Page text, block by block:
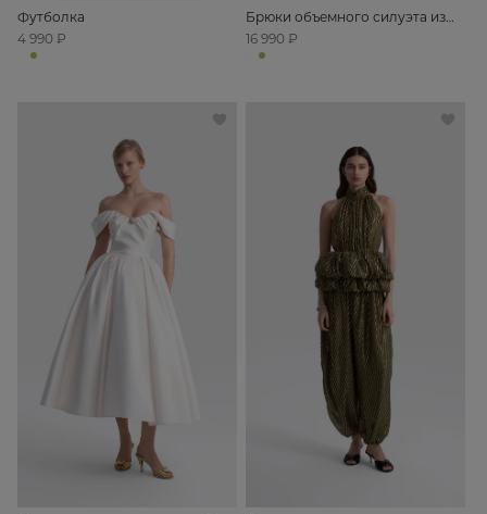
Футболка
4 990 ₽
Брюки объемного силуэта из
хлопка
16 990 ₽